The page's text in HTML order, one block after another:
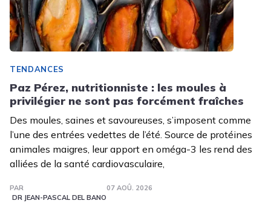
TENDANCES
Paz Pérez, nutritionniste : les moules à
privilégier ne sont pas forcément fraîches
Des moules, saines et savoureuses, s’imposent comme
l’une des entrées vedettes de l’été. Source de protéines
animales maigres, leur apport en oméga-3 les rend des
alliées de la santé cardiovasculaire,
PAR
DR JEAN-PASCAL DEL BANO
07 AOÛ. 2026